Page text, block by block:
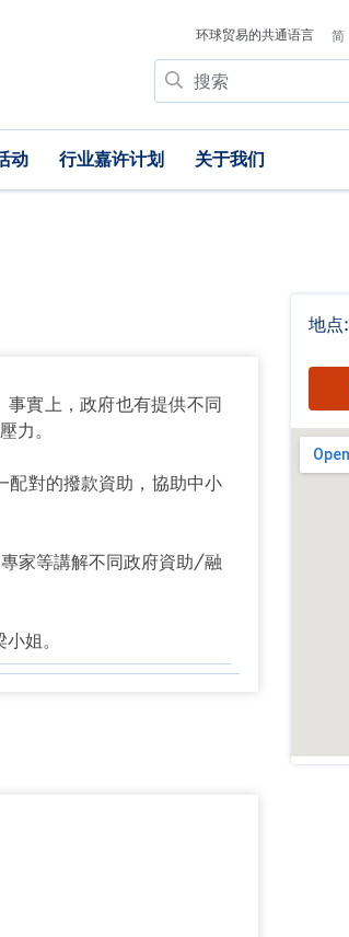
环球贸易的共通语言 简
搜
索
动 行业嘉许计划 关于我们
實上，政府也有提供不同
力。
配對的撥款資助，協助中小
家等講解不同政府資助/融
姐。
地点: